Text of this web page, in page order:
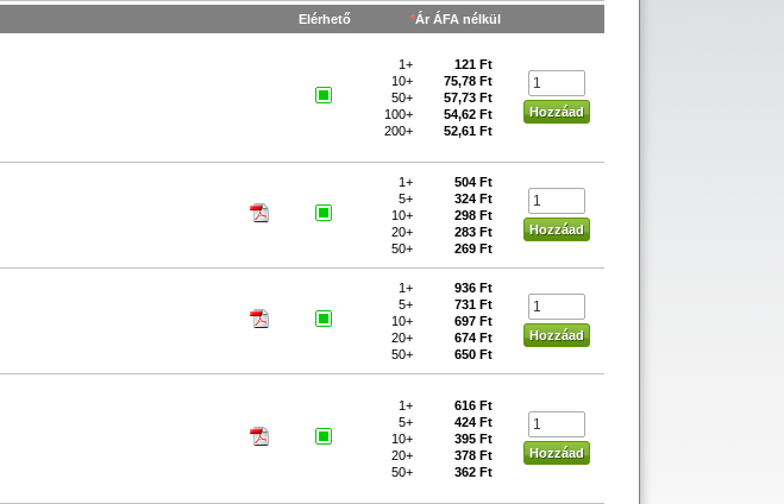
Elérhető *Ár ÁFA nélkül
1+
121 Ft
10+
75,78 Ft
50+
57,73 Ft
100+
54,62 Ft
200+
52,61 Ft
1+
504 Ft
5+
324 Ft
10+
298 Ft
20+
283 Ft
50+
269 Ft
1+
936 Ft
5+
731 Ft
10+
697 Ft
20+
674 Ft
50+
650 Ft
1+
616 Ft
5+
424 Ft
10+
395 Ft
20+
378 Ft
50+
362 Ft